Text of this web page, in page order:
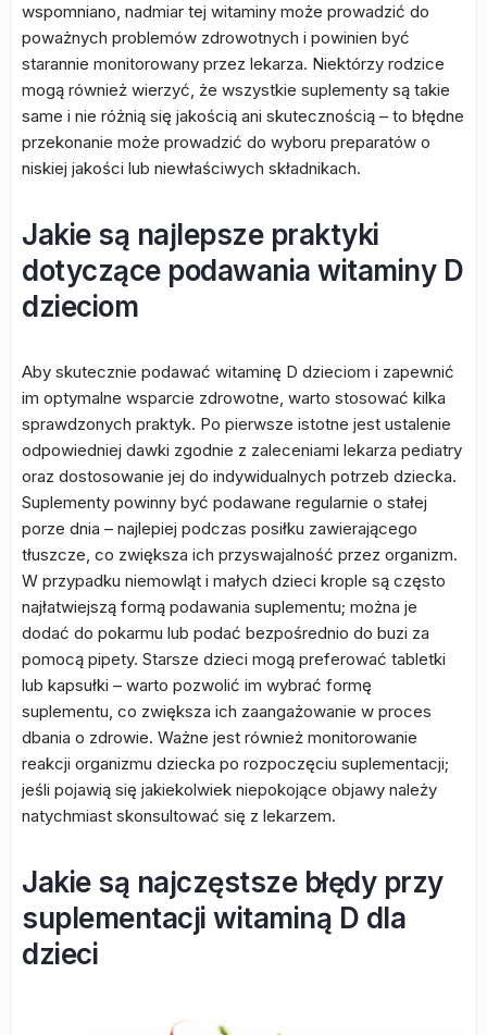
wspomniano, nadmiar tej witaminy może prowadzić do
poważnych problemów zdrowotnych i powinien być
starannie monitorowany przez lekarza. Niektórzy rodzice
mogą również wierzyć, że wszystkie suplementy są takie
same i nie różnią się jakością ani skutecznością – to błędne
przekonanie może prowadzić do wyboru preparatów o
niskiej jakości lub niewłaściwych składnikach.
Jakie są najlepsze praktyki
dotyczące podawania witaminy D
dzieciom
Aby skutecznie podawać witaminę D dzieciom i zapewnić
im optymalne wsparcie zdrowotne, warto stosować kilka
sprawdzonych praktyk. Po pierwsze istotne jest ustalenie
odpowiedniej dawki zgodnie z zaleceniami lekarza pediatry
oraz dostosowanie jej do indywidualnych potrzeb dziecka.
Suplementy powinny być podawane regularnie o stałej
porze dnia – najlepiej podczas posiłku zawierającego
tłuszcze, co zwiększa ich przyswajalność przez organizm.
W przypadku niemowląt i małych dzieci krople są często
najłatwiejszą formą podawania suplementu; można je
dodać do pokarmu lub podać bezpośrednio do buzi za
pomocą pipety. Starsze dzieci mogą preferować tabletki
lub kapsułki – warto pozwolić im wybrać formę
suplementu, co zwiększa ich zaangażowanie w proces
dbania o zdrowie. Ważne jest również monitorowanie
reakcji organizmu dziecka po rozpoczęciu suplementacji;
jeśli pojawią się jakiekolwiek niepokojące objawy należy
natychmiast skonsultować się z lekarzem.
Jakie są najczęstsze błędy przy
suplementacji witaminą D dla
dzieci